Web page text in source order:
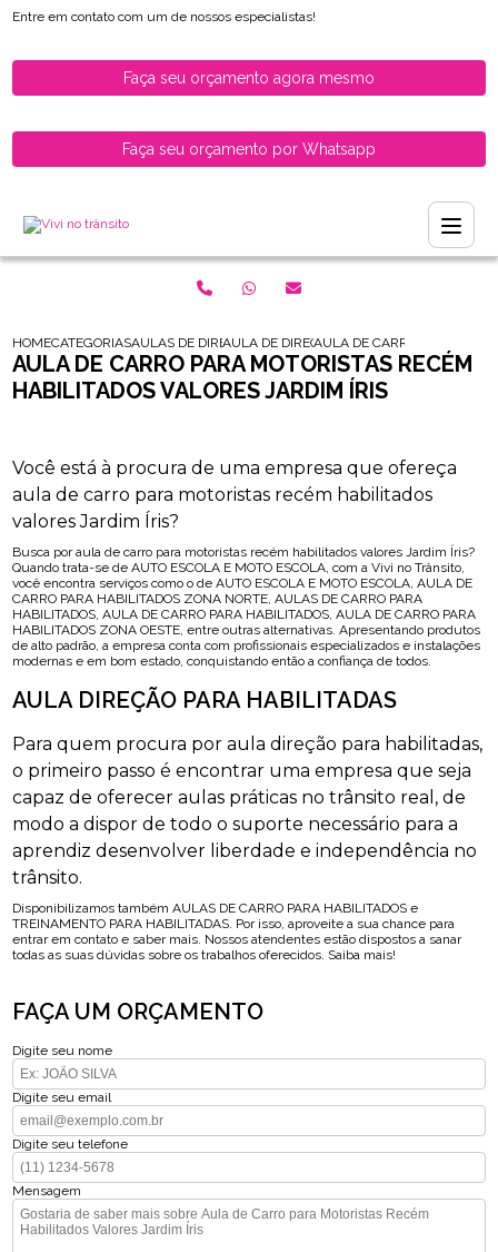
Entre em contato com um de nossos especialistas!
Faça seu orçamento agora mesmo
Faça seu orçamento por Whatsapp
HOMECATEGORIASAULAS DE DIRECAO PARA HABILITADOS
AULA DE DIRECAO PARA HABILITADOS
AULA DE CARRO PARA
AULA DE CARRO PARA MOTORISTAS RECÉM
HABILITADOS VALORES JARDIM ÍRIS
Você está à procura de uma empresa que ofereça
aula de carro para motoristas recém habilitados
valores Jardim Íris?
Busca por aula de carro para motoristas recém habilitados valores Jardim Íris?
Quando trata-se de AUTO ESCOLA E MOTO ESCOLA, com a Vivi no Trânsito,
você encontra serviços como o de AUTO ESCOLA E MOTO ESCOLA, AULA DE
CARRO PARA HABILITADOS ZONA NORTE, AULAS DE CARRO PARA
HABILITADOS, AULA DE CARRO PARA HABILITADOS, AULA DE CARRO PARA
HABILITADOS ZONA OESTE, entre outras alternativas. Apresentando produtos
de alto padrão, a empresa conta com profissionais especializados e instalações
modernas e em bom estado, conquistando então a confiança de todos.
AULA DIREÇÃO PARA HABILITADAS
Para quem procura por aula direção para habilitadas,
o primeiro passo é encontrar uma empresa que seja
capaz de oferecer aulas práticas no trânsito real, de
modo a dispor de todo o suporte necessário para a
aprendiz desenvolver liberdade e independência no
trânsito.
Disponibilizamos também AULAS DE CARRO PARA HABILITADOS e
TREINAMENTO PARA HABILITADAS. Por isso, aproveite a sua chance para
entrar em contato e saber mais. Nossos atendentes estão dispostos a sanar
todas as suas dúvidas sobre os trabalhos oferecidos. Saiba mais!
FAÇA UM ORÇAMENTO
Digite seu nome
Digite seu email
Digite seu telefone
Mensagem